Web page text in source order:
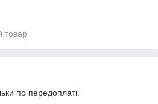
товар
по передоплаті.